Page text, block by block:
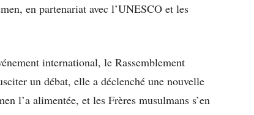
en partenariat avec l’UNESCO et les
international, le Rassemblement
un débat, elle a déclenché une nouvelle
l’a alimentée, et les Frères musulmans s’en